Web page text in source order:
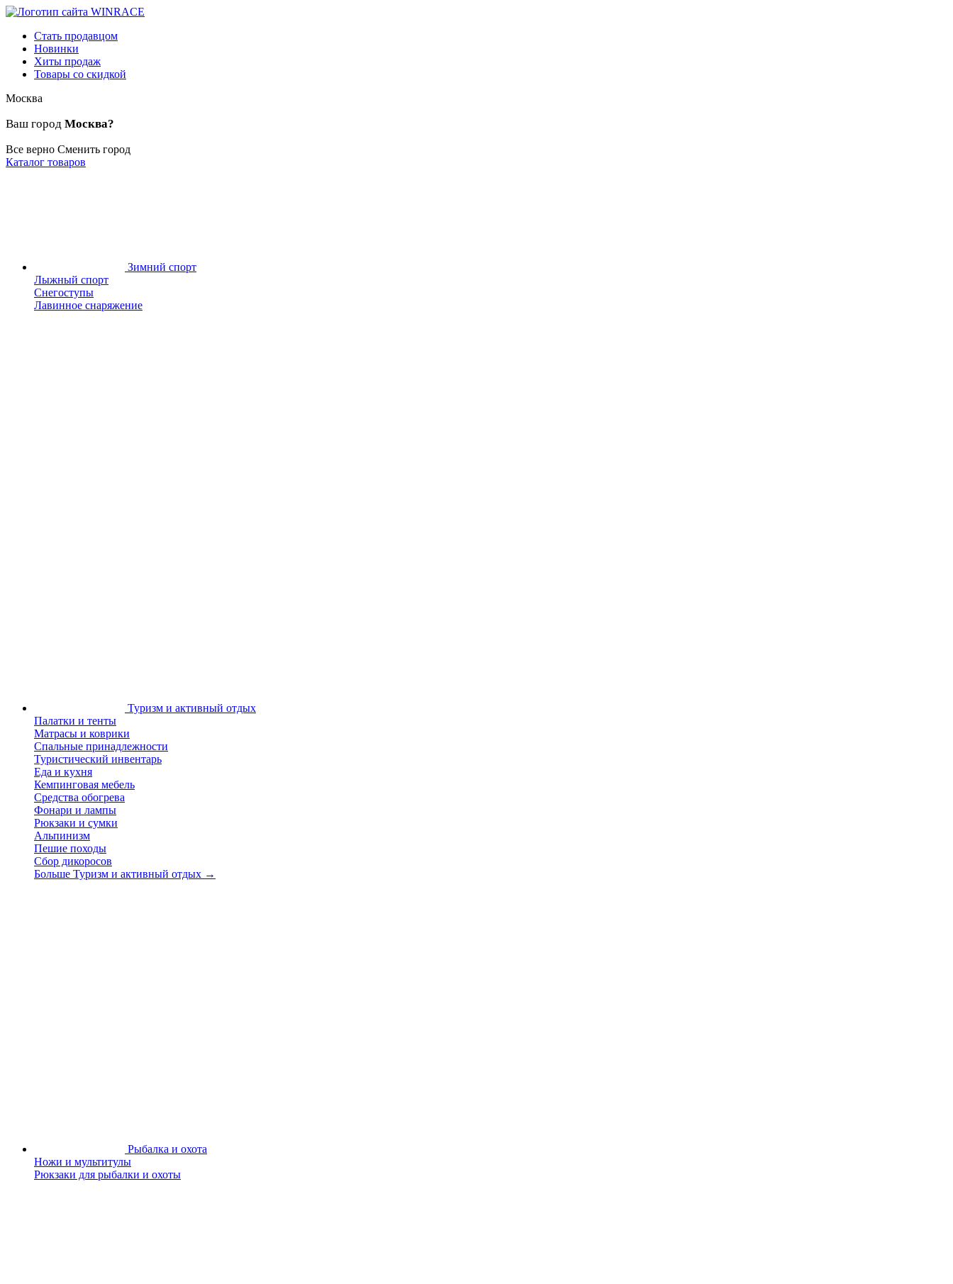
Стать продавцом
Новинки
Хиты продаж
Товары со скидкой
Москва
Ваш город Москва?
Все верно Сменить город
Каталог товаров
Зимний спорт
Лыжный спорт
Снегоступы
Лавинное снаряжение
Туризм и активный отдых
Палатки и тенты
Матрасы и коврики
Спальные принадлежности
Туристический инвентарь
Еда и кухня
Кемпинговая мебель
Средства обогрева
Фонари и лампы
Рюкзаки и сумки
Альпинизм
Пешие походы
Сбор дикоросов
Больше Туризм и активный отдых →
Рыбалка и охота
Ножи и мультитулы
Рюкзаки для рыбалки и охоты